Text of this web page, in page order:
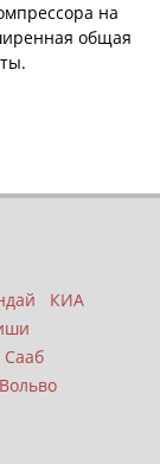
на
общая
КИА
Сааб
Вольво